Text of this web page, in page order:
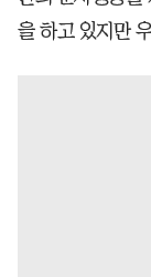
을 하고 있지만